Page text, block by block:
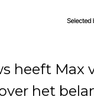
heeft Max
het